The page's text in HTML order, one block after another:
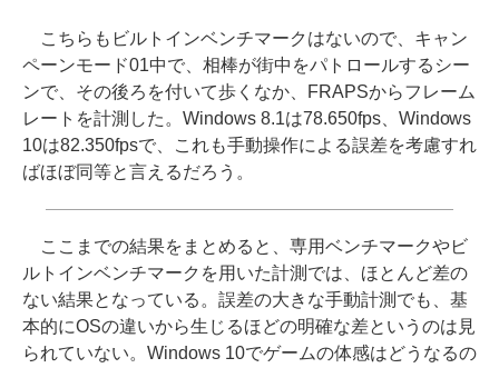
こちらもビルトインベンチマークはないので、キャン
ペーンモード01中で、相棒が街中をパトロールするシー
ンで、その後ろを付いて歩くなか、FRAPSからフレーム
レートを計測した。Windows 8.1は78.650fps、Windows
10は82.350fpsで、これも手動操作による誤差を考慮すれ
ばほぼ同等と言えるだろう。
ここまでの結果をまとめると、専用ベンチマークやビ
ルトインベンチマークを用いた計測では、ほとんど差の
ない結果となっている。誤差の大きな手動計測でも、基
本的にOSの違いから生じるほどの明確な差というのは見
られていない。Windows 10でゲームの体感はどうなるの